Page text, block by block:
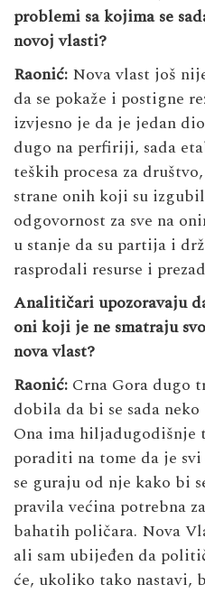
problemi sa kojima se
novoj vlasti?
Raonić: Nova vlast još
da se pokaže i postigne
izvjesno je da je jedan
dugo na perfiriji, sada
teških procesa za
strane onih koji su
odgovornost za sve na
u stanje da su partija i
rasprodali resurse i
Analitičari upozoravaju
oni koji je ne smatraju
nova vlast?
Raonić: Crna Gora dugo
dobila da bi se sada
Ona ima hiljadugodišnje
poraditi na tome da je
se guraju od nje kako bi
pravila većina potrebna
bahatih poličara. Nova
ali sam ubijeđen da
će, ukoliko tako nastavi,